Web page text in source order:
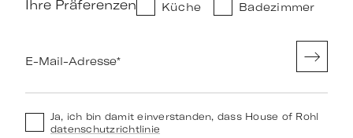
Ihre Präferenzen Küche Badezimmer
E-Mail-Adresse*
Ja, ich bin damit einverstanden, dass House of Rohl
datenschutzrichtlinie